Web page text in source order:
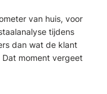
van huis, voor
tijdens
dan wat de klant
moment vergeet